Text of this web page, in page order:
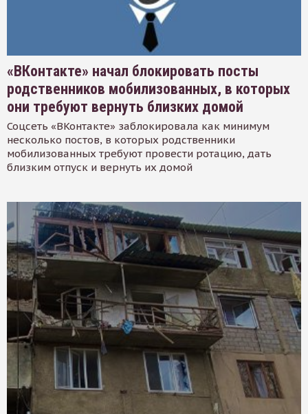
«ВКонтакте» начал блокировать посты
родственников мобилизованных, в которых
они требуют вернуть близких домой
Соцсеть «ВКонтакте» заблокировала как минимум
несколько постов, в которых родственники
мобилизованных требуют провести ротацию, дать
близким отпуск и вернуть их домой